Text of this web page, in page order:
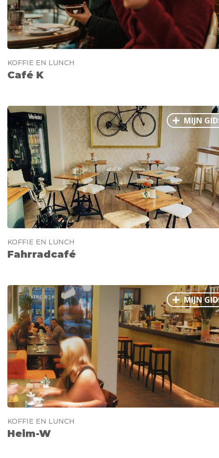
KOFFIE EN LUNCH
Café K
MIJN
KOFFIE EN LUNCH
Fahrradcafé
MIJN
KOFFIE EN LUNCH
Heim-W